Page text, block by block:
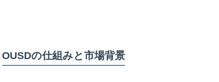
OUSDの仕組みと市場背景